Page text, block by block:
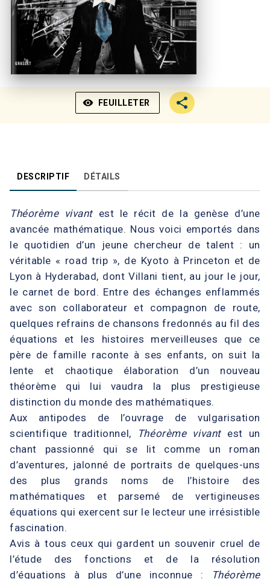
visibility FEUILLETER
DESCRIPTIF DÉTAILS
Théorème vivantest le récit de la genèse d’une
avancée mathématique. Nous voici emportés dans
le quotidien d’un jeune chercheur de talent : un
véritable « road trip », de Kyoto à Princeton et de
Lyon à Hyderabad, dont Villani tient, au jour le jour,
le carnet de bord. Entre des échanges enflammés
avec son collaborateur et compagnon de route,
quelques refrains de chansons fredonnés au fil des
équations et les histoires merveilleuses que ce
père de famille raconte à ses enfants, on suit la
lente et chaotique élaboration d’un nouveau
théorème qui lui vaudra la plus prestigieuse
distinction du monde des mathématiques.
Aux antipodes de l’ouvrage de vulgarisation
scientifique traditionnel,
Théorème vivantest un
chant passionné qui se lit comme un roman
d’aventures, jalonné de portraits de quelques-uns
des plus grands noms de l’histoire des
mathématiques et parsemé de vertigineuses
équations qui exercent sur le lecteur une irrésistible
fascination.
Avis à tous ceux qui gardent un souvenir cruel de
l’étude des fonctions et de la résolution
d’équations à plus d’une inconnue :
Théorème